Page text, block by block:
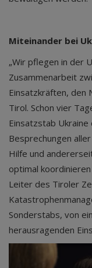
Miteinander bei
„Wir pflegen in der
Zusammenarbeit
Einsatzkräften, den
Tirol. Schon vier
Einsatzstab
Besprechungen
Hilfe und
optimal
Leiter des Tiroler
Sonderstabs, von
herausragenden